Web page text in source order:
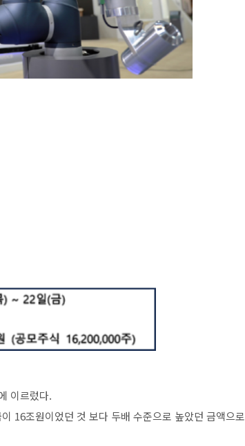
이르렀다.
16조원이었던 것 보다 두배 수준으로 높았던 금액으로